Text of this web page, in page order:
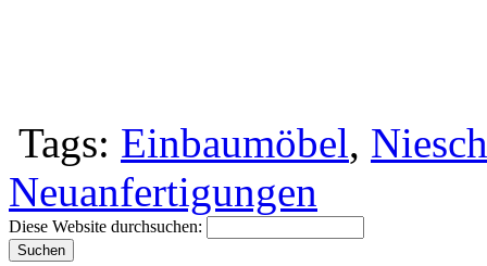
Tags: Einbaumöbel,
Neuanfertigungen
Diese Website durchsuchen: